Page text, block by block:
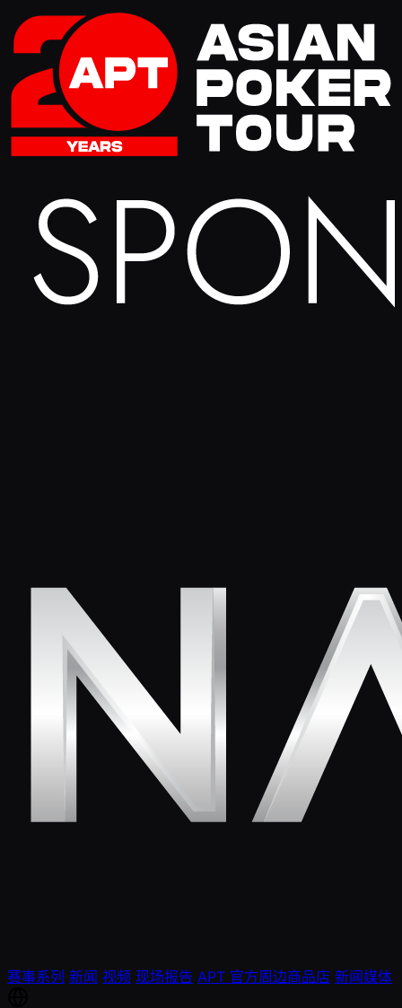
赛事系列 新闻 视频 现场报告 APT 官方周边商品店 新闻媒体